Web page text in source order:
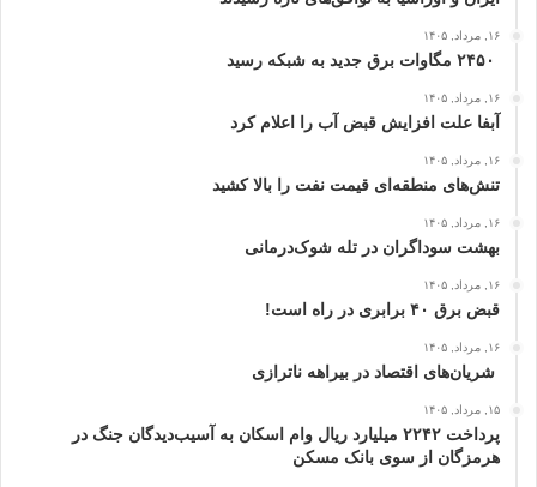
۱۶, مرداد, ۱۴۰۵
۱۶, مرداد, ۱۴۰۵
آبفا علت افزایش قبض آب را اعلام کرد
۱۶, مرداد, ۱۴۰۵
تنش‌های منطقه‌ای قیمت نفت را بالا کشید
۱۶, مرداد, ۱۴۰۵
بهشت سوداگران در تله شوک‌درمانی
۱۶, مرداد, ۱۴۰۵
قبض برق ۴۰ برابری در راه است!
۱۶, مرداد, ۱۴۰۵
شریان‌های اقتصاد در بیراهه ناترازی
۱۵, مرداد, ۱۴۰۵
پرداخت ۲۲۴۲ میلیارد ریال وام اسکان به آسیب‌دیدگان جنگ در
هرمزگان از سوی بانک مسکن